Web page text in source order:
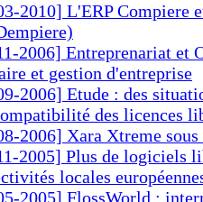
2010] L'ERP Compiere
2006] Entreprenariat et
et gestion d'entreprise
2006] Etude : des
des licences
2006] Xara Xtreme sous
2005] Plus de logiciels
locales
2005] FlossWorld :